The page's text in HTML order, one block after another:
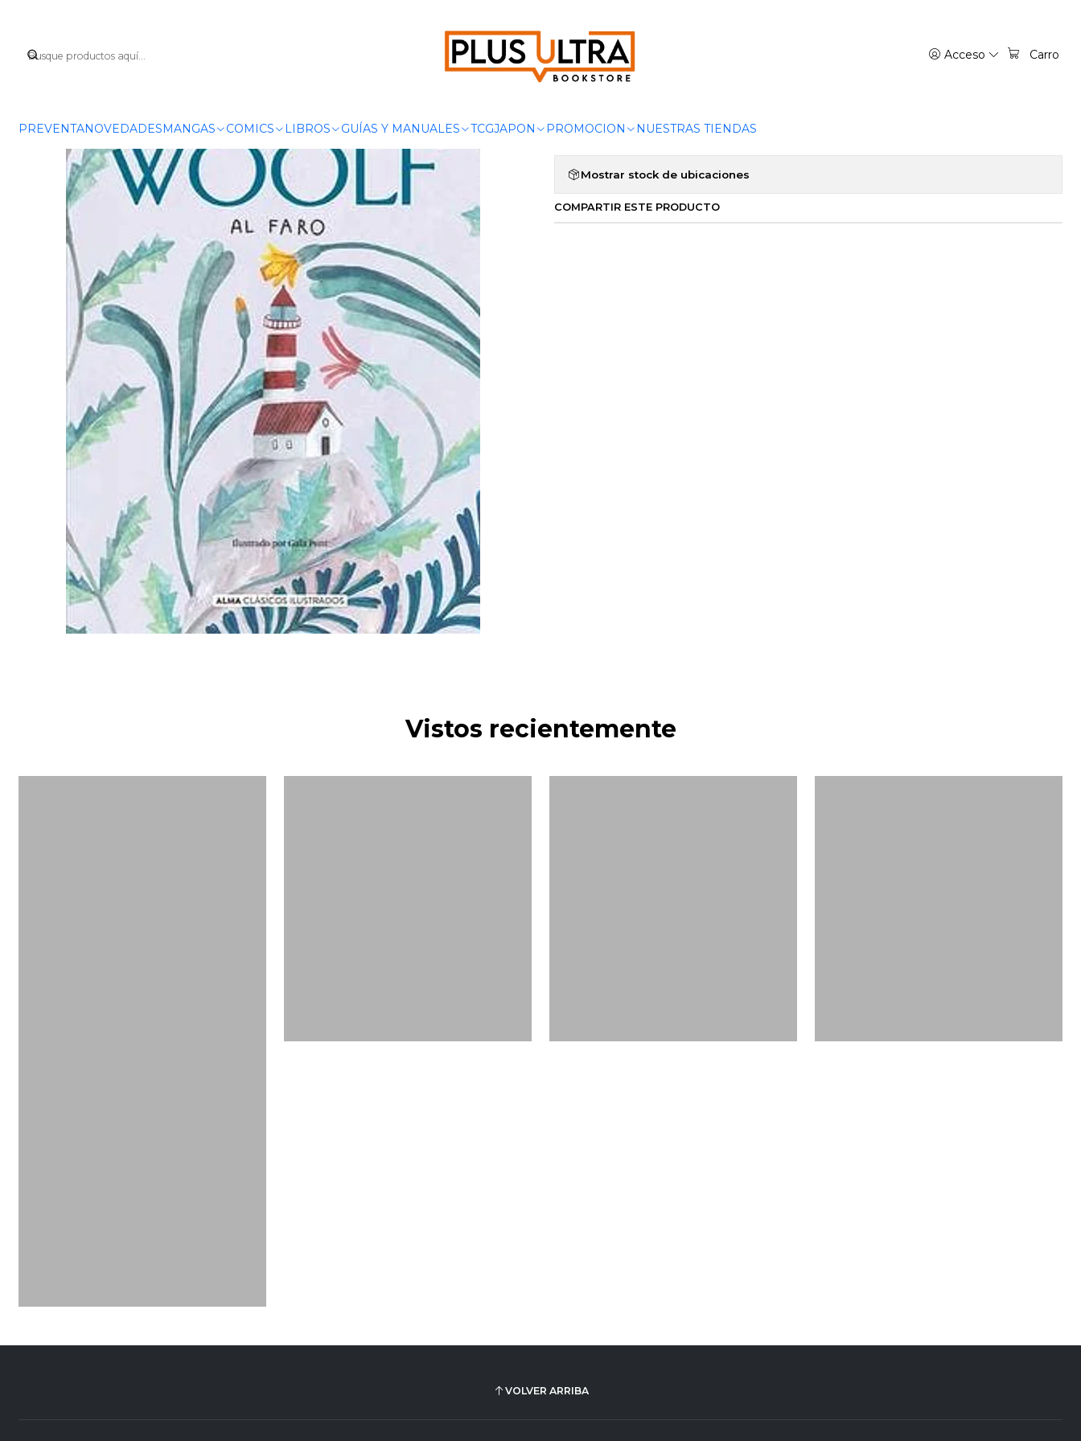
Acceso Carro
PREVENTANOVEDADESMANGAS COMICS LIBROS GUÍAS Y MANUALES TCGJAPON PROMOCION NUESTRAS TIENDAS
|
AL FARO - ALMA
Agregar a la lista de favoritos
Mostrar stock de ubicaciones
COMPARTIR ESTE PRODUCTO
Vistos recientemente
VOLVER ARRIBA